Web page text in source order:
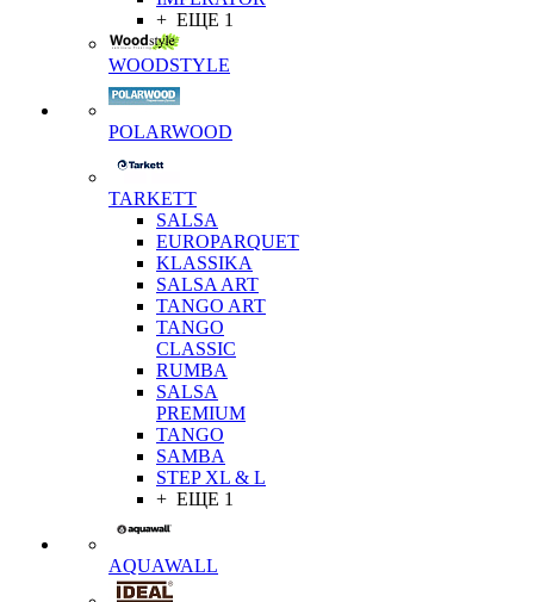
+ ЕЩЕ 1
WOODSTYLE
POLARWOOD
TARKETT
SALSA
EUROPARQUET
KLASSIKA
SALSA ART
TANGO ART
TANGO
CLASSIC
RUMBA
SALSA
PREMIUM
TANGO
SAMBA
STEP XL & L
+ ЕЩЕ 1
AQUAWALL